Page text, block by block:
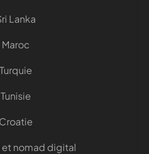
Lanka
Maroc
Turquie
Tunisie
Croatie
et nomad digital